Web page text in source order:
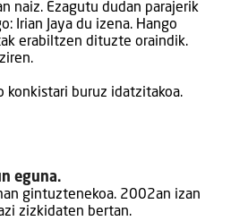
naiz. Ezagutu dudan parajerik
Irian Jaya du izena. Hango
erabiltzen dituzte oraindik.
konkistari buruz idatzitakoa.
eguna.
gintuztenekoa. 2002an izan
zizkidaten bertan.